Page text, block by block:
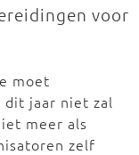
voor
moet
jaar niet zal
meer als
zelf